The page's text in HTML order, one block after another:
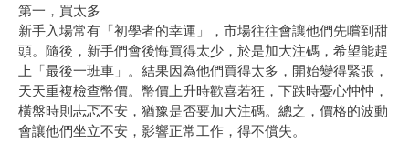
第一，買太多
新手入場常有「初學者的幸運」，市場往往會讓他們先嚐到甜
頭。隨後，新手們會後悔買得太少，於是加大注碼，希望能趕
上「最後一班車」。結果因為他們買得太多，開始變得緊張，
天天重複檢查幣價。幣價上升時歡喜若狂，下跌時憂心忡忡，
橫盤時則忐忑不安，猶豫是否要加大注碼。總之，價格的波動
會讓他們坐立不安，影響正常工作，得不償失。